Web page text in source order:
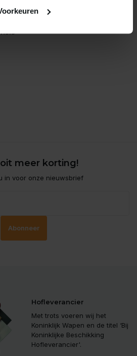
meer korting!
in voor onze nieuwsbrief
Abonneer
Hofleverancier
Met trots voeren wij het
Koninklijk Wapen en de titel ‘Bij
Koninklijke Beschikking
Hofleverancier'.